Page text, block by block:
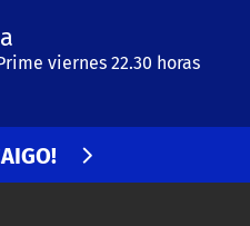
viernes 22.30 horas